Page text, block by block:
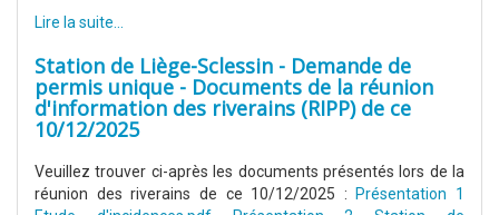
Lire la suite...
Station de Liège-Sclessin - Demande de
permis unique - Documents de la réunion
d'information des riverains (RIPP) de ce
10/12/2025
Veuillez trouver ci-après les documents présentés lors de la
réunion des riverains de ce 10/12/2025 :
Présentation 1